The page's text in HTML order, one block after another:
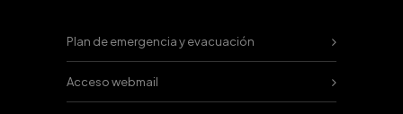
Plan de emergencia y evacuación
Acceso webmail